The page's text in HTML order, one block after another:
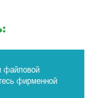
файловой
фирменной